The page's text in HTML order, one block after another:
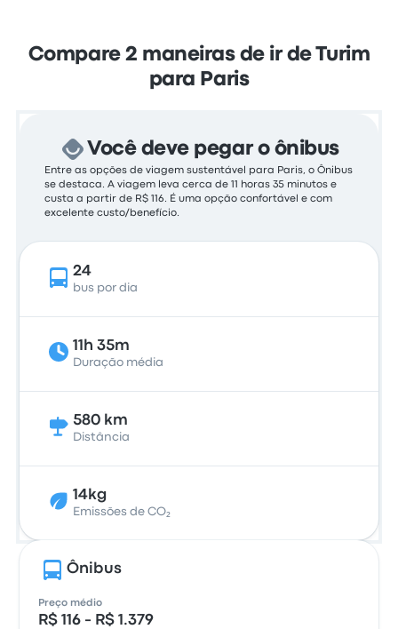
Compare 2 maneiras de ir de Turim
para Paris
Você deve pegar o ônibus
Entre as opções de viagem sustentável para Paris, o Ônibus
se destaca. A viagem leva cerca de 11 horas 35 minutos e
custa a partir de R$ 116. É uma opção confortável e com
excelente custo/benefício.
24
bus por dia
11h 35m
Duração média
580 km
Distância
14kg
Emissões de CO₂
Ônibus
Preço médio
R$ 116 - R$ 1.379